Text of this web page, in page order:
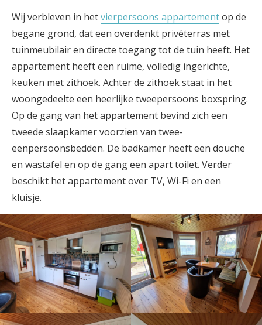
Wij verbleven in hetvierpersoons appartementop de
begane grond, dat een overdenkt privéterras met
tuinmeubilair en directe toegang tot de tuin heeft. Het
appartement heeft een ruime, volledig ingerichte,
keuken met zithoek. Achter de zithoek staat in het
woongedeelte een heerlijke tweepersoons boxspring.
Op de gang van het appartement bevind zich een
tweede slaapkamer voorzien van twee-
eenpersoonsbedden. De badkamer heeft een douche
en wastafel en op de gang een apart toilet. Verder
beschikt het appartement over TV, Wi-Fi en een
kluisje.